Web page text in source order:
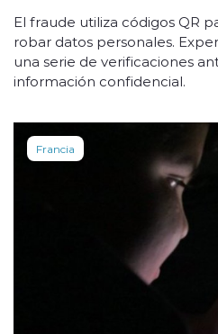
El fraude utiliza códigos QR
robar datos personales.
una serie de verificaciones
información confidencial.
Francia